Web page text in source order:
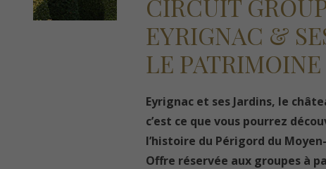
CIRCUIT
EYRIGNAC &
LE
Eyrignac et ses Jardins, le
c’est ce que vous pourrez
l’histoire du Périgord du
Offre réservée aux groupes à